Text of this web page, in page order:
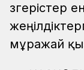
өзгерістер
мұражай